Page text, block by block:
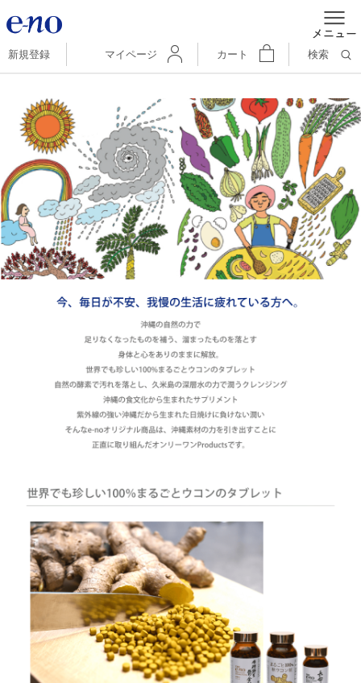
新規登録 マイページ カート 検索